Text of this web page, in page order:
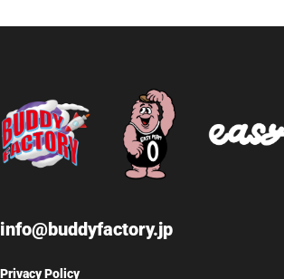
info@buddyfactory.jp
Privacy Policy